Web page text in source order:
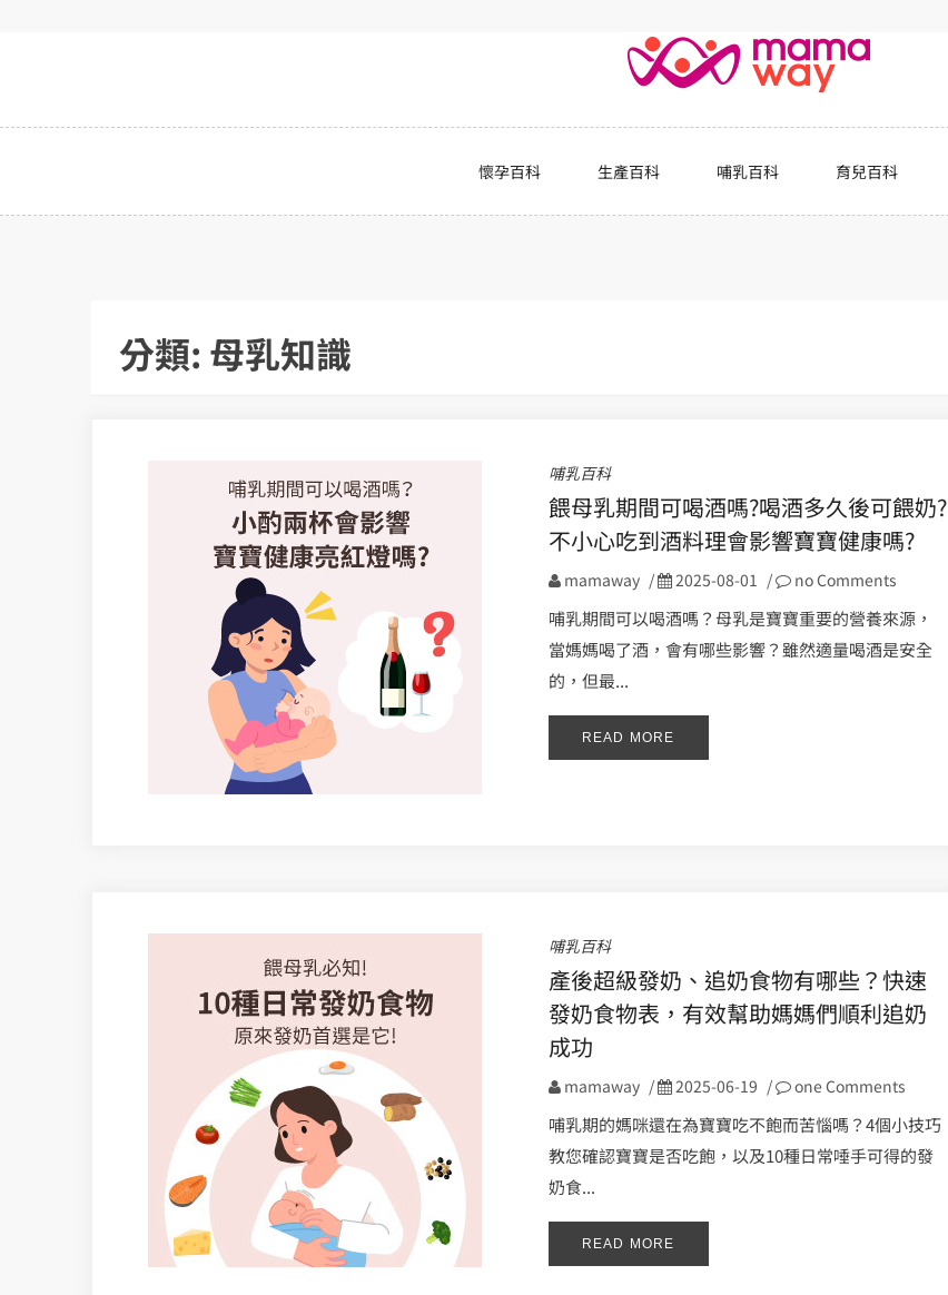
懷孕百科 生產百科 哺乳百科 育兒百科
分類: 母乳知識
哺乳百科
餵母乳期間可喝酒嗎?喝酒多久後可餵奶?
不小心吃到酒料理會影響寶寶健康嗎?
mamaway / 2025-08-01 / no Comments
哺乳期間可以喝酒嗎？母乳是寶寶重要的營養來源，
當媽媽喝了酒，會有哪些影響？雖然適量喝酒是安全
的，但最...
READ MORE
哺乳百科
產後超級發奶、追奶食物有哪些？快速
發奶食物表，有效幫助媽媽們順利追奶
成功
mamaway / 2025-06-19 / one Comments
哺乳期的媽咪還在為寶寶吃不飽而苦惱嗎？4個小技巧
教您確認寶寶是否吃飽，以及10種日常唾手可得的發
奶食...
READ MORE